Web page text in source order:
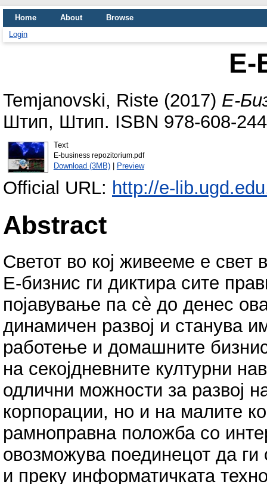
Home About
Browse
Login
Е-
Temjanovski, Riste (2017) Е-
Штип, Штип. ISBN 978-608-
Text
E-business repozitorium.pdf
Download (3MB)| Preview
Official URL: http://e-
Abstract
Светот во кој живееме е свет
Е-бизнис ги диктира сите
појавување па сè до денес
динамичен развој и станува
работење и домашните
на секојдневните културни
одлични можности за развој
корпорации, но и на малите
рамноправна положба со
овозможува поединецот да ги
и преку информатичката